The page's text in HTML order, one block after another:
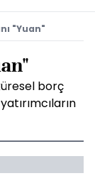
"Yuan"
borç